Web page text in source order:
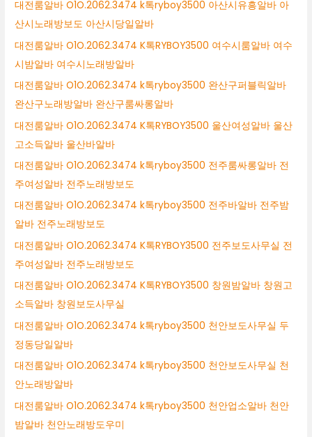
대전룸알바 O1O.2062.3474 k톡ryboy3500 아산시유흥알바 아
산시노래방보도 아산시당일알바
대전룸알바 O1O.2062.3474 K톡RYBOY3500 여수시룸알바 여수
시밤알바 여수시노래방알바
대전룸알바 O1O.2062.3474 k톡ryboy3500 완산구퍼블릭알바
완산구노래방알바 완산구룸싸롱알바
대전룸알바 O1O.2062.3474 K톡RYBOY3500 울산여성알바 울산
고소득알바 울산바알바
대전룸알바 O1O.2062.3474 k톡ryboy3500 전주룸싸롱알바 전
주여성알바 전주노래방보도
대전룸알바 O1O.2062.3474 k톡ryboy3500 전주바알바 전주밤
알바 전주노래방보도
대전룸알바 O1O.2062.3474 K톡RYBOY3500 전주보도사무실 전
주여성알바 전주노래방보도
대전룸알바 O1O.2062.3474 K톡RYBOY3500 창원밤알바 창원고
소득알바 창원보도사무실
대전룸알바 O1O.2062.3474 k톡ryboy3500 천안보도사무실 두
정동당일알바
대전룸알바 O1O.2062.3474 k톡ryboy3500 천안보도사무실 천
안노래방알바
대전룸알바 O1O.2062.3474 k톡ryboy3500 천안업소알바 천안
밤알바 천안노래방도우미